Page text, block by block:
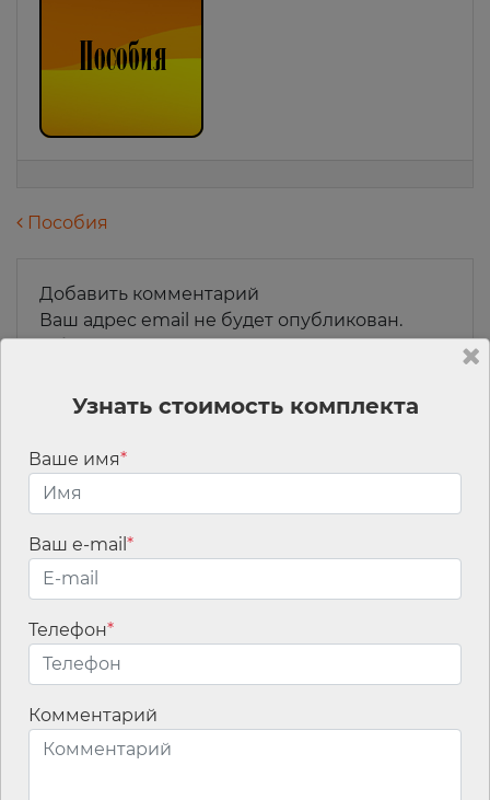
Навигация по записям
Пособия
Добавить комментарий
Ваш адрес email не будет опубликован.
Обязательные поля помечены*
Имя*
Email*
Узнать стоимость комплекта
Ваше имя*
Ваш e-mail *
Телефон*
Комментарий